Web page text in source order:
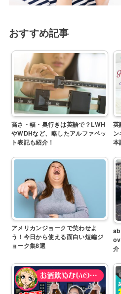
おすすめ記事
高さ・幅・奥行きは英語で？LWH
やWDHなど、略したアルファベッ
ト表記も紹介！
英
本
アメリカンジョークで笑わせよ
う！今日から使える面白い短編ジ
ョーク集8選
介